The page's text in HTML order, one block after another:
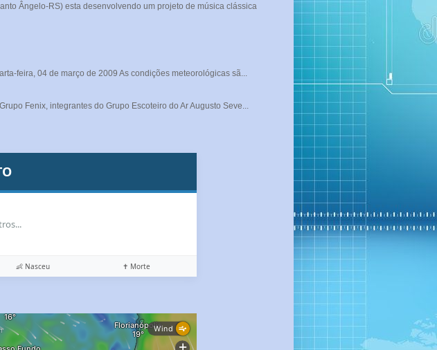
Ângelo-RS) esta desenvolvendo um projeto de música clássica
feira, 04 de março de 2009 As condições meteorológicas sã...
Fenix, integrantes do Grupo Escoteiro do Ar Augusto Seve...
👶 Nasceu ✝️ Morte